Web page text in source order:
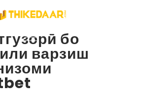
бо
варзиш